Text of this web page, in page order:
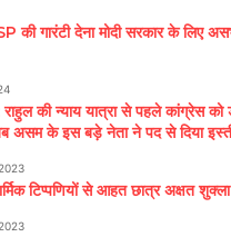
की गारंटी देना मोदी सरकार के लिए
की न्याय यात्रा से पहले कांग्रेस को
असम के इस बड़े नेता ने पद से दिया
टिप्पणियों से आहत छात्र अक्षत